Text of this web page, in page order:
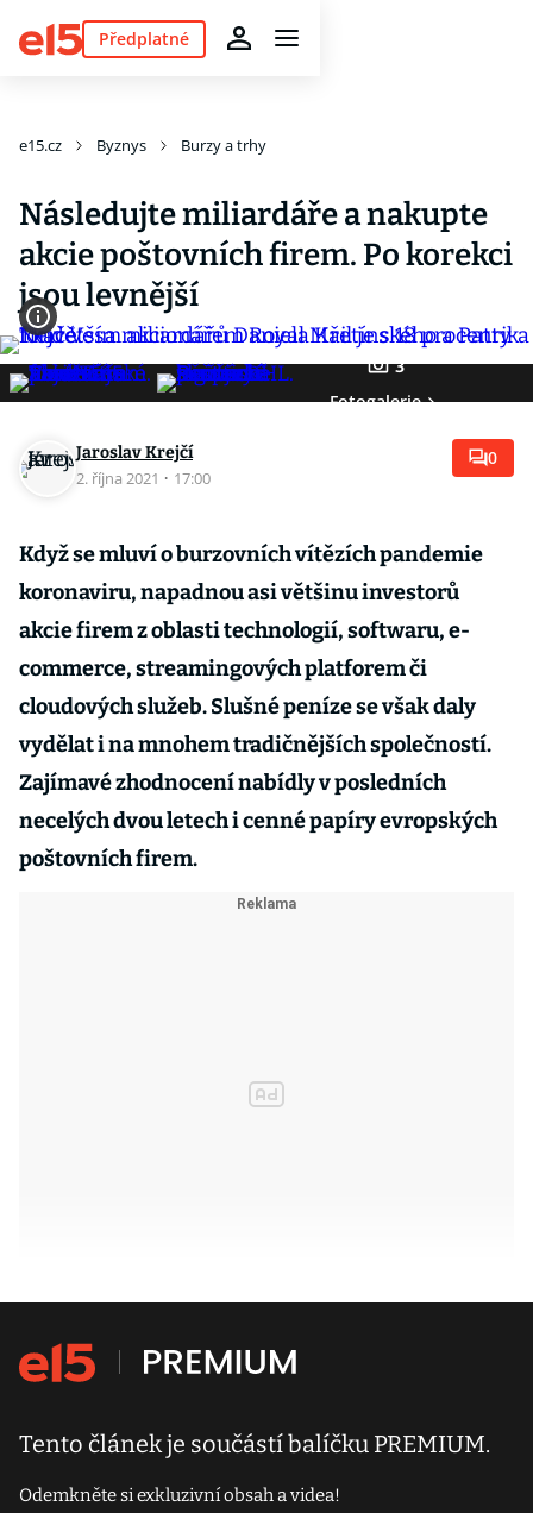
Předplatné
e15.cz Byznys Burzy a trhy
Následujte miliardáře a nakupte
akcie poštovních firem. Po korekci
jsou levnější
3
Fotogalerie
Jaroslav Krejčí
2. října 2021 · 17:00
0
Když se mluví o burzovních vítězích pandemie
koronaviru, napadnou asi většinu investorů
akcie firem z oblasti technologií, softwaru, e-
commerce, streamingových platforem či
cloudových služeb. Slušné peníze se však daly
vydělat i na mnohem tradičnějších společností.
Zajímavé zhodnocení nabídly v posledních
necelých dvou letech i cenné papíry evropských
poštovních firem.
Tento článek je součástí balíčku PREMIUM.
Odemkněte si exkluzivní obsah a videa!